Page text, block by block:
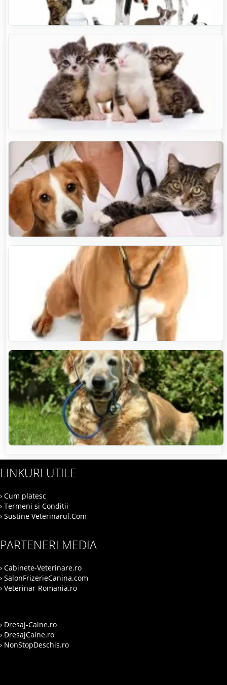
LINKURI UTILE
› Cum platesc
› Termeni si Conditii
› Sustine Veterinarul.Com
PARTENERI MEDIA
› Cabinete-Veterinare.ro
› SalonFrizerieCanina.com
› Veterinar-Romania.ro
› Dresaj-Caine.ro
› DresajCaine.ro
› NonStopDeschis.ro